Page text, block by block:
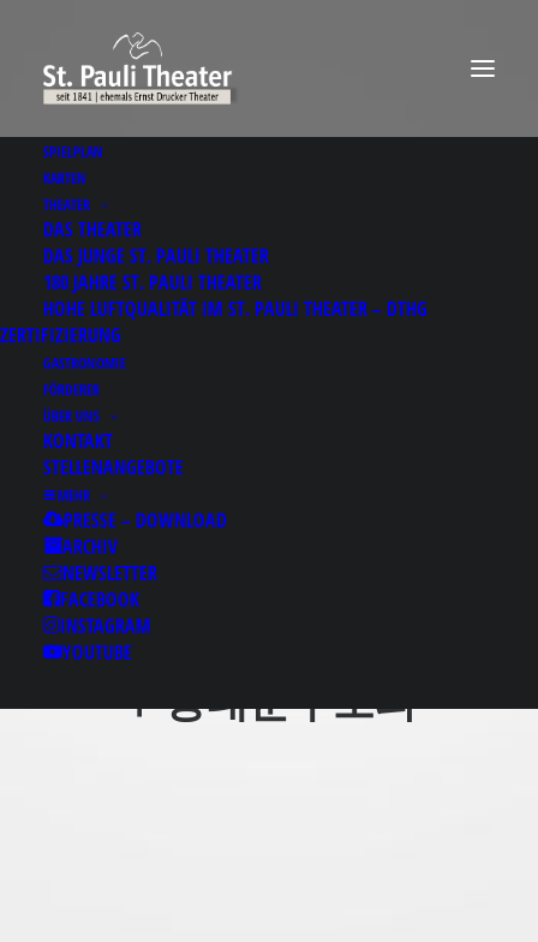
SPIELPLAN
KARTEN
THEATER
DAS THEATER
DAS JUNGE ST. PAULI THEATER
180 JAHRE ST. PAULI THEATER
HOHE LUFTQUALITÄT IM ST. PAULI THEATER – DTHG
ZERTIFIZIERUNG
GASTRONOMIE
FÖRDERER
ÜBER UNS
KONTAKT
STELLENANGEBOTE
MEHR
PRESSE – DOWNLOAD
ARCHIV
NEWSLETTER
FACEBOOK
INSTAGRAM
YOUTUBE
Results for: 동대문구휴
게텔┭otam13，coＭ✱
동대문구룸싸롱♪동대문
구출장홈타이 동대문구
핸플♢동대문구휴게텔
〒동대문구오피